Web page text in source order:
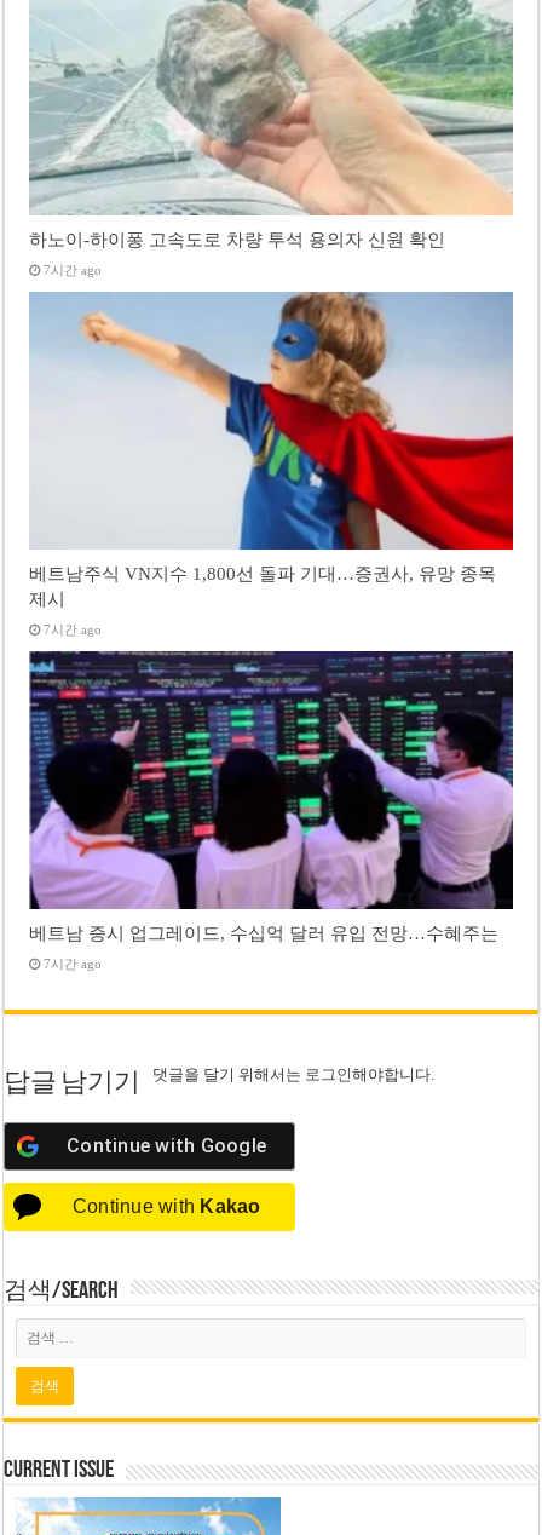
하노이-하이퐁 고속도로 차량 투석 용의자 신원 확인
7시간 ago
베트남주식 VN지수 1,800선 돌파 기대…증권사, 유망 종목
제시
7시간 ago
베트남 증시 업그레이드, 수십억 달러 유입 전망…수혜주는
7시간 ago
답글 남기기 댓글을 달기 위해서는 로그인해야합니다.
Continue with Google
Continue with Kakao
검색/Search
Current Issue